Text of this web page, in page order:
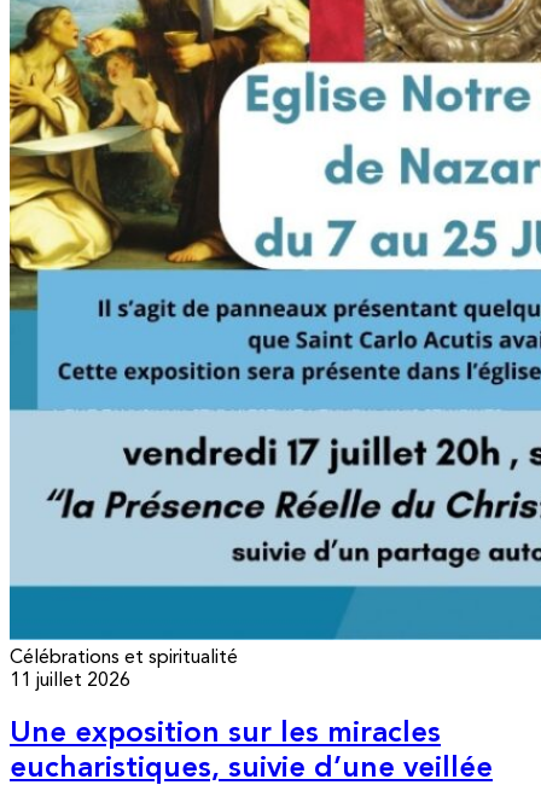
Célébrations et spiritualité
11 juillet 2026
Une exposition sur les miracles
eucharistiques, suivie d’une veillée